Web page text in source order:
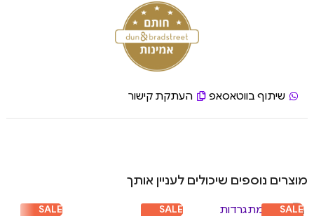
שיתוף בווטאסאפ העתקת קישור
מוצרים נוספים שיכולים לעניין אותך
SALE
SALE
SALE